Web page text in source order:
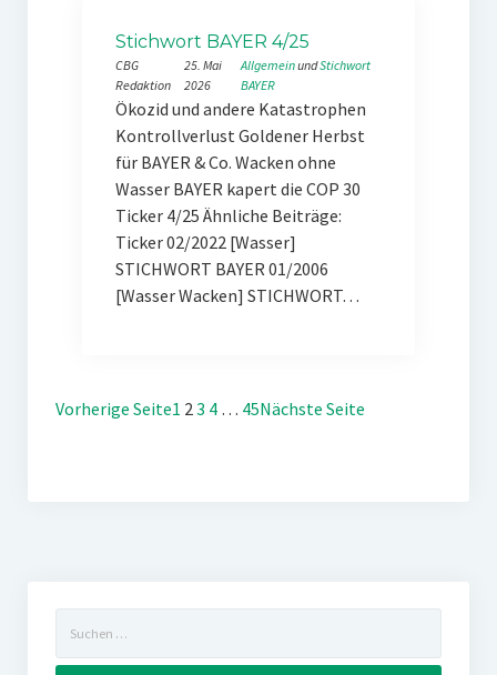
Stichwort BAYER 4/25
CBG
Redaktion
25. Mai
2026
Allgemein und Stichwort
BAYER
Ökozid und andere Katastrophen
Kontrollverlust Goldener Herbst
für BAYER & Co. Wacken ohne
Wasser BAYER kapert die COP 30
Ticker 4/25 Ähnliche Beiträge:
Ticker 02/2022 [Wasser]
STICHWORT BAYER 01/2006
[Wasser Wacken] STICHWORT…
Vorherige Seite1 23 4 … 45Nächste Seite
nach: